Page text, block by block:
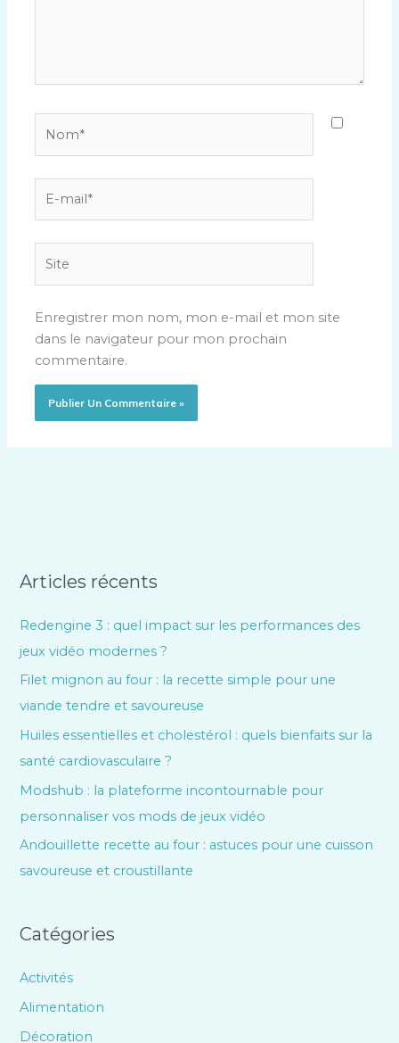
Enregistrer mon nom, mon e-mail et mon site
dans le navigateur pour mon prochain
commentaire.
Articles récents
Redengine 3 : quel impact sur les performances des
jeux vidéo modernes ?
Filet mignon au four : la recette simple pour une
viande tendre et savoureuse
Huiles essentielles et cholestérol : quels bienfaits sur la
santé cardiovasculaire ?
Modshub : la plateforme incontournable pour
personnaliser vos mods de jeux vidéo
Andouillette recette au four : astuces pour une cuisson
savoureuse et croustillante
Catégories
Activités
Alimentation
Décoration